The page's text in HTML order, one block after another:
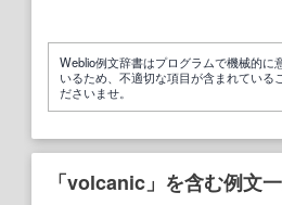
Weblio例文辞書はプログラムで機械的に
いるため、不適切な項目が含まれている
ださいませ。
「volcanic」を含む例文